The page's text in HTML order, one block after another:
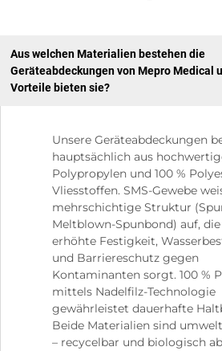
Aus welchen Materialien bestehen die
Geräteabdeckungen von Mepro Medical
Vorteile bieten sie?
Unsere Geräteabdeckungen
hauptsächlich aus
Polypropylen und 100 %
Vliesstoffen. SMS-Gewebe
mehrschichtige Struktur
Meltblown-Spunbond) auf,
erhöhte Festigkeit,
und Barriereschutz gegen
Kontaminanten sorgt. 100 %
mittels Nadelfilz-Technologie
gewährleistet dauerhafte
Beide Materialien sind
– recycelbar und biologisch